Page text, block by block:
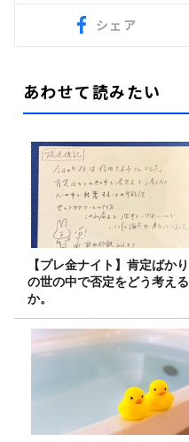
シェア
あわせて読みたい
【プレ金ナイト】肯定ばかり
の世の中で否定をどう考える
か。